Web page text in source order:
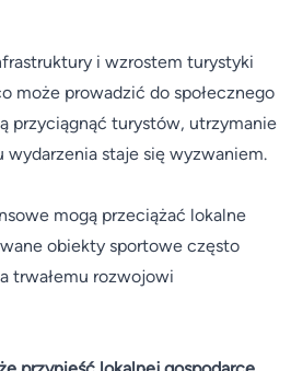
i wzrostem turystyki
może prowadzić do społecznego
przyciągnąć turystów, utrzymanie
staje się wyzwaniem.
mogą przeciążać lokalne
obiekty sportowe często
trwałemu rozwojowi